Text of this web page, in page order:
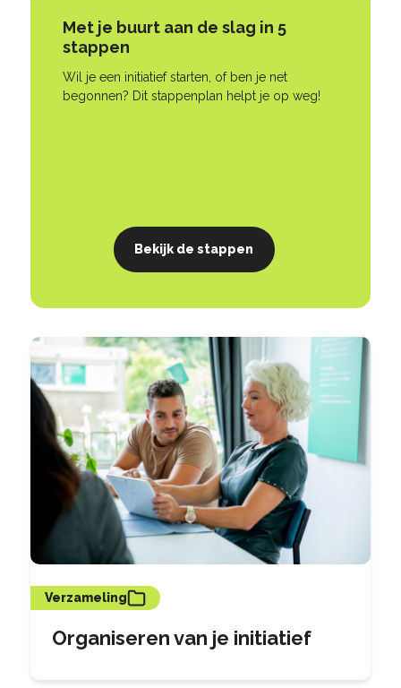
Met je buurt aan de slag in 5
stappen
Wil je een initiatief starten, of ben je net
begonnen? Dit stappenplan helpt je op weg!
Bekijk de stappen
Verzameling
Organiseren van je initiatief